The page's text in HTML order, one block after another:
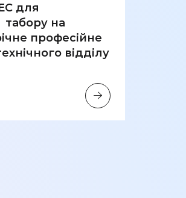
для
на
професійне
відділу